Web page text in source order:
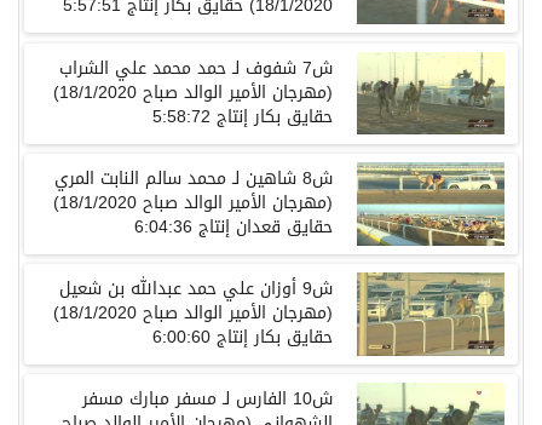
ش7 شفوف لـ حمد محمد علي الشراب
(مهرجان الأمير الوالد صباح 18/1/2020)
حقايق بكار إنتاج 5:58:72
ش8 شاهين لـ محمد سالم النابت المري
(مهرجان الأمير الوالد صباح 18/1/2020)
حقايق قعدان إنتاج 6:04:36
ش9 أوزان علي حمد عبدالله بن شعيل
(مهرجان الأمير الوالد صباح 18/1/2020)
حقايق بكار إنتاج 6:00:60
ش10 الفارس لـ مسفر مبارك مسفر